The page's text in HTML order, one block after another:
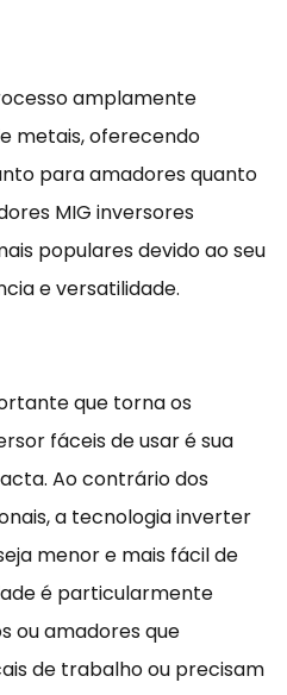
amplamente
metais, oferecendo
para amadores quanto
MIG inversores
populares devido ao seu
e versatilidade.
que torna os
fáceis de usar é sua
Ao contrário dos
a tecnologia inverter
menor e mais fácil de
é particularmente
ou amadores que
de trabalho ou precisam